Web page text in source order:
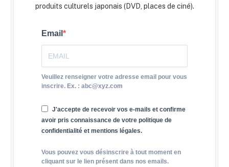
produits culturels japonais (DVD, places de ciné).
Email
Veuillez renseigner votre adresse email pour vous
inscrire. Ex. : abc@xyz.com
J'accepte de recevoir vos e-mails et confirme
avoir pris connaissance de votre politique de
confidentialité et mentions légales.
Vous pouvez vous désinscrire à tout moment en
cliquant sur le lien présent dans nos emails.